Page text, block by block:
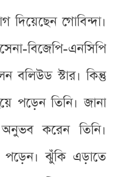
গোবিন্দা।
বিজেপি-এনসিপি
বলিউড স্টার। কিন্তু
পড়েন তিনি। জানা
অনুভব করেন তিনি।
ঝুঁকি এড়াতে